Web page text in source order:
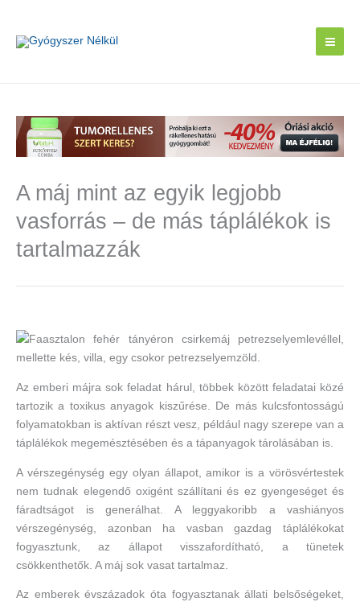
content
A máj mint az egyik legjobb
vasforrás – de más táplálékok is
tartalmazzák
Az emberi májra sok feladat hárul, többek között feladatai közé
tartozik a toxikus anyagok kiszűrése. De más kulcsfontosságú
folyamatokban is aktívan részt vesz, például nagy szerepe van a
táplálékok megemésztésében és a tápanyagok tárolásában is.
A vérszegénység egy olyan állapot, amikor is a vörösvértestek
nem tudnak elegendő oxigént szállítani és ez gyengeséget és
fáradtságot is generálhat. A leggyakoribb a vashiányos
vérszegénység, azonban ha vasban gazdag táplálékokat
fogyasztunk, az állapot visszafordítható, a tünetek
csökkenthetők. A máj sok vasat tartalmaz.
Az emberek évszázadok óta fogyasztanak állati belsőségeket,